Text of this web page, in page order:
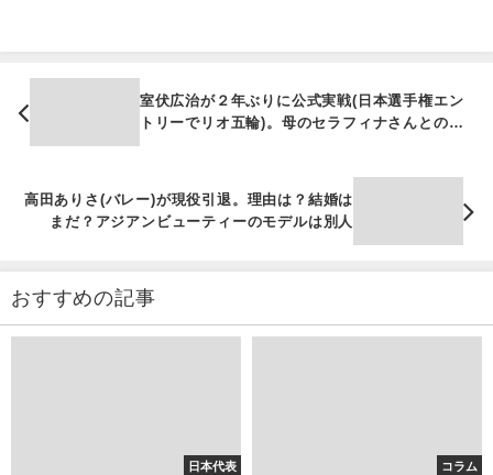
室伏広治が２年ぶりに公式実戦(日本選手権エン
トリーでリオ五輪)。母のセラフィナさんとの関
係
高田ありさ(バレー)が現役引退。理由は？結婚は
まだ？アジアンビューティーのモデルは別人
おすすめの記事
日本代表 コラム